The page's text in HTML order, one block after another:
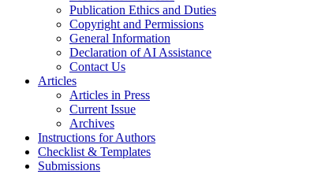
Publication Ethics and Duties
Copyright and Permissions
General Information
Declaration of AI Assistance
Contact Us
Articles
Articles in Press
Current Issue
Archives
Instructions for Authors
Checklist & Templates
Submissions